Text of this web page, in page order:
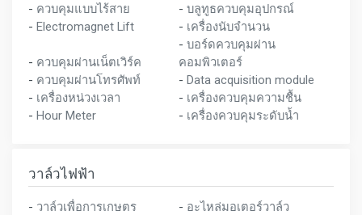
- ควบคุมแบบไร้สาย - บลูทูธควบคุมอุปกรณ์
- Electromagnet Lift - เครื่องนับจำนวน
- ควบคุมผ่านเน็ตเวิร์ค
- บอร์ดควบคุมผ่าน
คอมพิวเตอร์
- ควบคุมผ่านโทรศัพท์ - Data acquisition module
- เครื่องหน่วงเวลา - เครื่องควบคุมความชื้น
- Hour Meter - เครื่องควบคุมระดับน้ำ
วาล์วไฟฟ้า
- วาล์วเพื่อการเกษตร - อะไหล่มอเตอร์วาล์ว